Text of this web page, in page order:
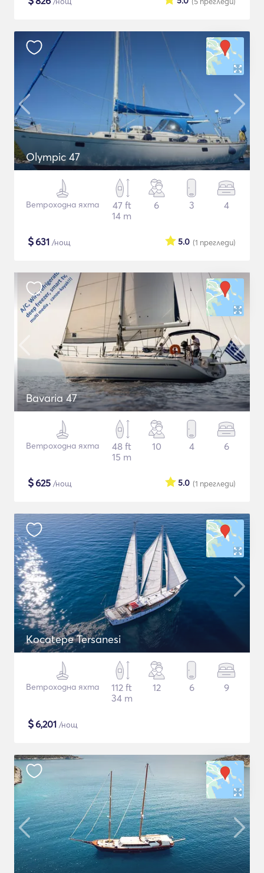
Olympic 47
Ветроходна яхта
47 ft
14 m
6 3 4
$631 /нощ (1 прегледи)
5.0
Bavaria 47
Ветроходна яхта
48 ft
15 m
10 4 6
$625 /нощ (1 прегледи)
5.0
Kocatepe Tersanesi
Ветроходна яхта
112 ft
34 m
12 6 9
$6,201 /нощ